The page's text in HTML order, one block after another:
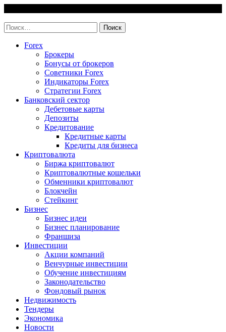
content
Найти:
Forex
Брокеры
Бонусы от брокеров
Советники Forex
Индикаторы Forex
Стратегии Forex
Банковский сектор
Дебетовые карты
Депозиты
Кредитование
Кредитные карты
Кредиты для бизнеса
Криптовалюта
Биржа криптовалют
Криптовалютные кошельки
Обменники криптовалют
Блокчейн
Стейкинг
Бизнес
Бизнес идеи
Бизнес планирование
Франшиза
Инвестиции
Акции компаний
Венчурные инвестиции
Обучение инвестициям
Законодательство
Фондовый рынок
Недвижимость
Тендеры
Экономика
Новости